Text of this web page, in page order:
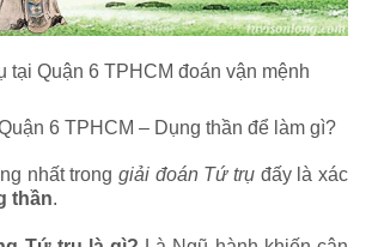
tại Quận 6 TPHCM đoán vận mệnh
6 TPHCM – Dụng thần để làm gì?
nhất trong giải đoán Tứ trụ đấy là xác
thần.